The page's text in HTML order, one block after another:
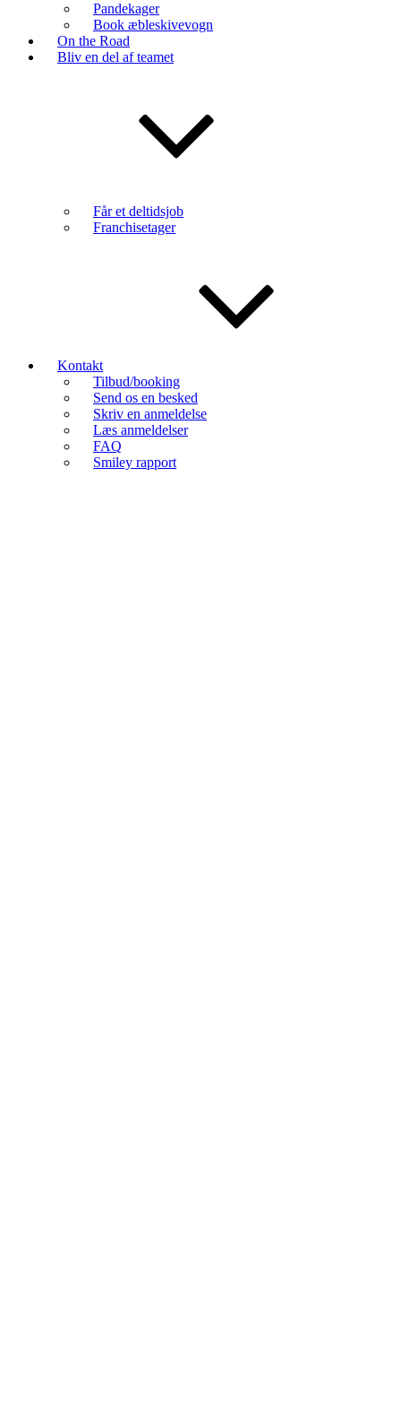
Pandekager
Book æbleskivevogn
On the Road
Bliv en del af teamet
Får et deltidsjob
Franchisetager
Kontakt
Tilbud/booking
Send os en besked
Skriv en anmeldelse
Læs anmeldelser
FAQ
Smiley rapport